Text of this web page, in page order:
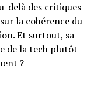
delà des critiques
la cohérence du
Et surtout, sa
de la tech plutôt
?